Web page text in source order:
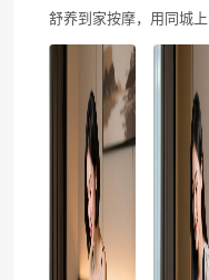
舒养到家按摩，用同城